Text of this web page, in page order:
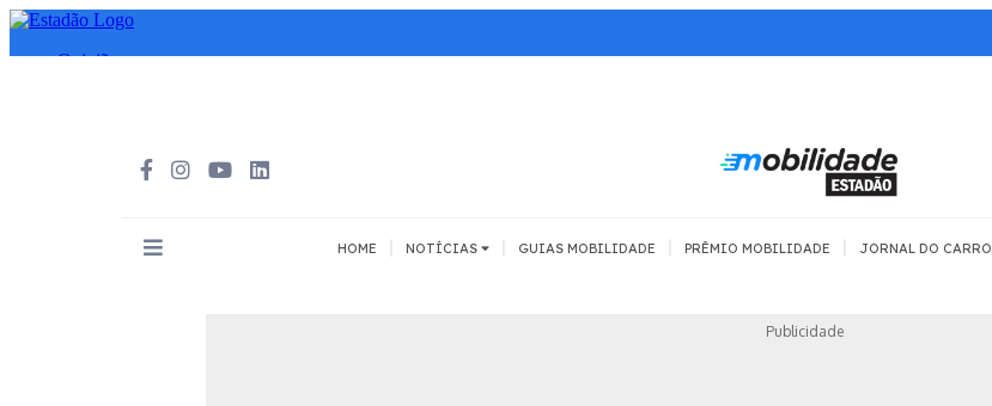
HOME NOTÍCIAS
MOBILIDADE COM
SEGURANÇA
GUIAS MOBILIDADE PRÊMIO MOBILIDADE JORNAL DO CARRO
Publicidade